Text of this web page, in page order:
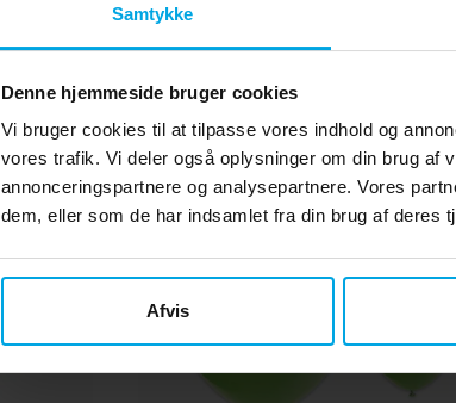
Samtykke
Denne hjemmeside bruger cookies
Vi bruger cookies til at tilpasse vores indhold og
vores trafik. Vi deler også oplysninger om din brug af
annonceringspartnere og analysepartnere. Vores
dem, eller som de har indsamlet fra din brug af
Afvis